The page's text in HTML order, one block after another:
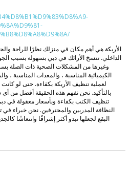
الأريكة هي أهم مكان في منزلك نظرًا للراحة
الداخلي. تتسخ الأرائك في دبي بسهولة بسبب
وغيرها من المشكلات الصحية ذات الصلة
الكيميائية المناسبة ، والمعدات المناسبة
لعملية تنظيف الأريكة بكفاءة. حتى لو
بالتأكيد. نحن نفهم هذه الحقيقة أفضل من
تنظيف الكنب بكفاءة وبأسعار معقولة
النظافة المدربين والمحترفين. نحن خبراء في
البقع لجعلها تبدو أكثر إشراقًا وانتعاشًا